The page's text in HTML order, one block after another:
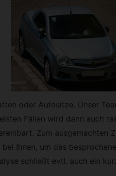
oder Autositze. Unser
Fällen wird dann auch
Zum ausgemachten
Ihnen, um das besprochene
schließt evtl. auch ein